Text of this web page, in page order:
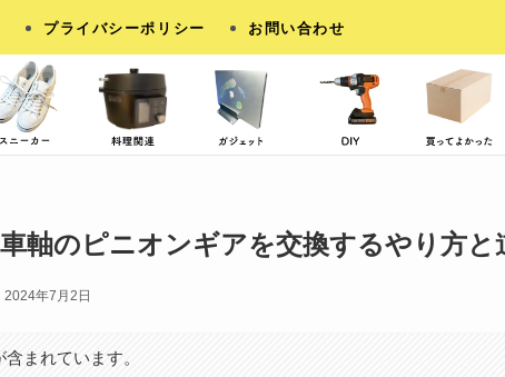
プライバシーポリシー お問い合わせ
軸のピニオンギアを交換するやり方と
2024年7月2日
まれています。